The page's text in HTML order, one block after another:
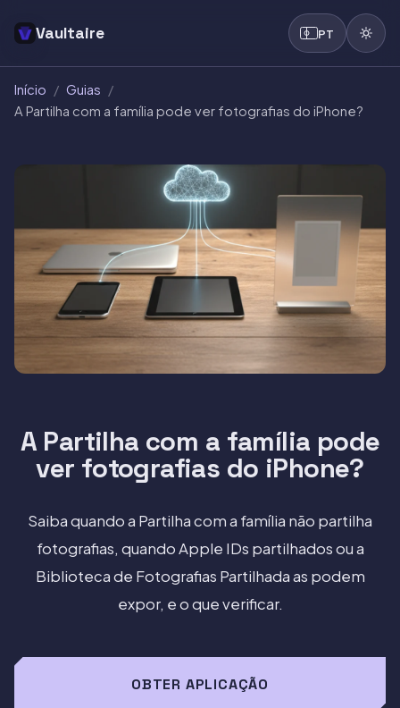
Vaultaire PT
Início / Guias /
A Partilha com a família pode ver fotografias do iPhone?
A Partilha com a família pode
ver fotografias do iPhone?
Saiba quando a Partilha com a família não partilha
fotografias, quando Apple IDs partilhados ou a
Biblioteca de Fotografias Partilhada as podem
expor, e o que verificar.
OBTER APLICAÇÃO